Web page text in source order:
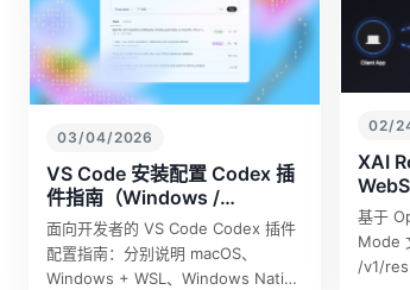
03/04/2026
VS Code 安装配置 Codex 插
件指南（Windows /
macOS，含 XAI Router）
面向开发者的 VS Code Codex 插件
配置指南：分别说明 macOS、
Windows + WSL、Windows Native
02/
XAI
义对
基于
Mode
/v1/